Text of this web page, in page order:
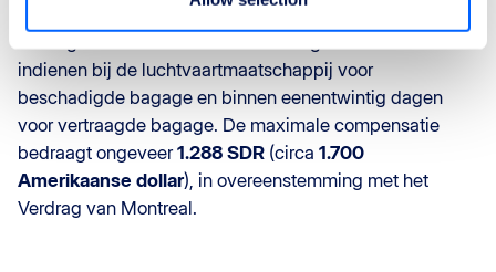
indienen bij de luchtvaartmaatschappij voor
beschadigde bagage en binnen eenentwintig dagen
voor vertraagde bagage. De maximale compensatie
bedraagt ongeveer1.288 SDR (circa 1.700
Amerikaanse dollar), in overeenstemming met het
Verdrag van Montreal.